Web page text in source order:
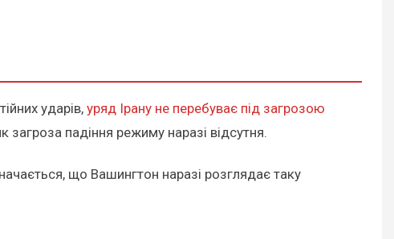
ударів, уряд Ірану не перебуває під загрозою
падіння режиму наразі відсутня.
що Вашингтон наразі розглядає таку